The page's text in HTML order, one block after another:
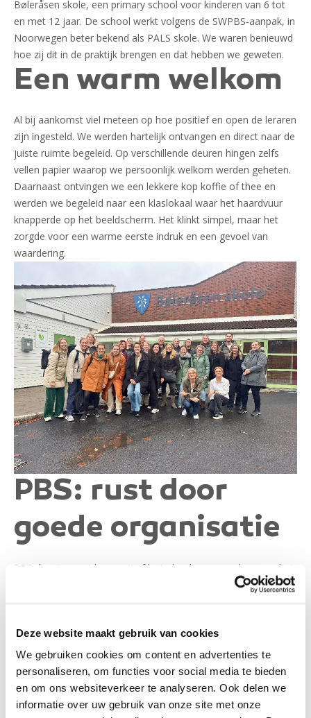
Deze website maakt gebruik van cookies
We gebruiken cookies om content en advertenties te
personaliseren, om functies voor social media te bieden
en om ons websiteverkeer te analyseren. Ook delen we
informatie over uw gebruik van onze site met onze
Bøleråsen skole, een primary school voor kinderen van 6 tot
en met 12 jaar. De school werkt volgens de SWPBS-aanpak, in
Noorwegen beter bekend als PALS skole. We waren benieuwd
hoe zij dit in de praktijk brengen en dat hebben we geweten.
Een warm welkom
Al bij aankomst viel meteen op hoe positief en open de leraren
zijn ingesteld. We werden hartelijk ontvangen en direct naar de
juiste ruimte begeleid. Op verschillende deuren hingen zelfs
vellen papier waarop we persoonlijk welkom werden geheten.
Daarnaast ontvingen we een lekkere kop koffie of thee en
werden we begeleid naar een klaslokaal waar het haardvuur
knapperde op het beeldscherm. Het klinkt simpel, maar het
zorgde voor een warme eerste indruk en een gevoel van
waardering.
PBS: rust door
goede organisatie
PBS draait, naast het positief beïnvloeden van gedrag, om het
slim en helder organiseren van de schoolomgeving. Wanneer
de structuur goed staat, hoeft er tijdens het lesmoment
Bøleråsen skole. Alles was perfect voorbereid: er waren
duidelijke groepsindelingen, naamkaartjes, post-its met
groepsinformatie en alle docenten waren volledig op de
hoogte van het programma. Het gaf een gevoel van rust en
professionaliteit.